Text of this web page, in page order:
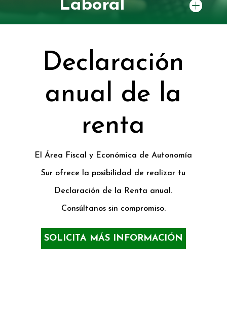
Laboral
Declaración
anual de la
renta
El Área Fiscal y Económica de Autonomía
Sur ofrece la posibilidad de realizar tu
Declaración de la Renta anual.
Consúltanos sin compromiso.
SOLICITA MÁS INFORMACIÓN